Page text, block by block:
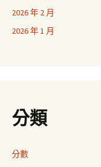
2026 年 2 月
2026 年 1 月
分類
分數